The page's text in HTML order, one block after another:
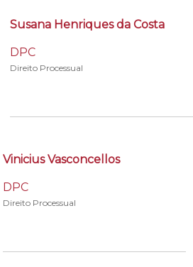
Susana Henriques da Costa
DPC
Direito Processual
Vinicius Vasconcellos
DPC
Direito Processual